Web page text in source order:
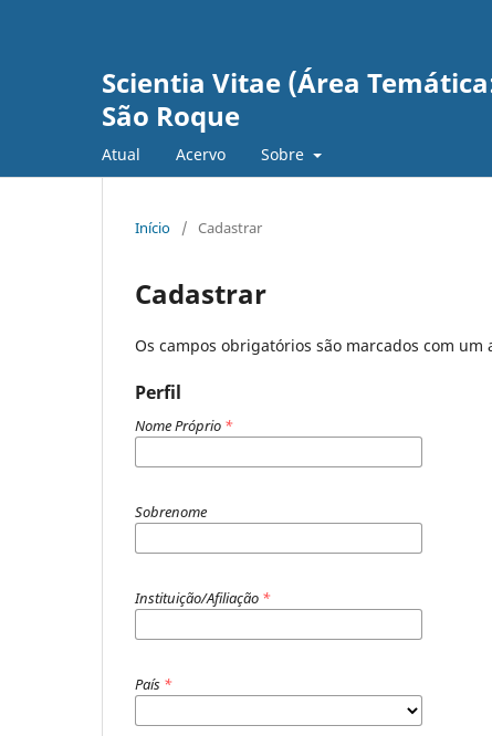
Scientia Vitae (Área
São Roque
Atual Acervo Sobre
Início / Cadastrar
Cadastrar
Os campos obrigatórios são marcados com um
Perfil
Nome Próprio *
Sobrenome
Instituição/Afiliação *
País *